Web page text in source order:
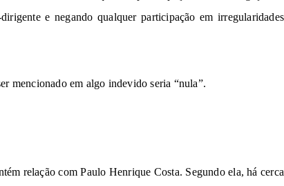
dirigente e negando qualquer participação em irregularidades
r mencionado em algo indevido seria “nula”.
relação com Paulo Henrique Costa. Segundo ela, há cerca